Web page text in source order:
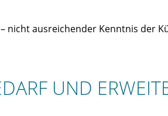
ausreichender Kenntnis der
UND